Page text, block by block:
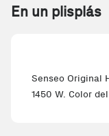
En un plisplás
Senseo Original
1450 W. Color